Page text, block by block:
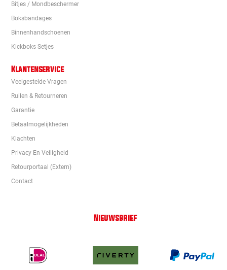
Bitjes / Mondbeschermer
Boksbandages
Binnenhandschoenen
Kickboks Setjes
Klantenservice
Veelgestelde Vragen
Ruilen & Retourneren
Garantie
Betaalmogelijkheden
Klachten
Privacy En Veiligheid
Retourportaal (extern)
Contact
Nieuwsbrief